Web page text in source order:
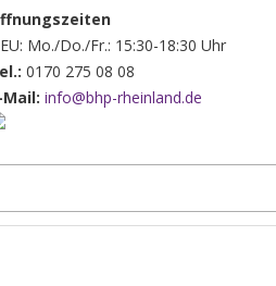
Mo./Do./Fr.: 15:30-18:30 Uhr
0170 275 08 08
Mail: info@bhp-rheinland.de